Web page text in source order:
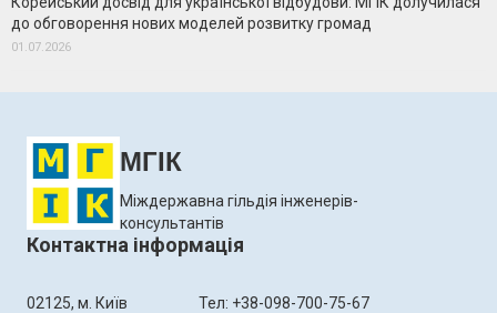
до обговорення нових моделей розвитку громад
01.07.2026
МГІК
Міждержавна гільдія інженерів-
консультантів
Контактна інформація
02125, м. Київ Тел: +38-098-700-75-67